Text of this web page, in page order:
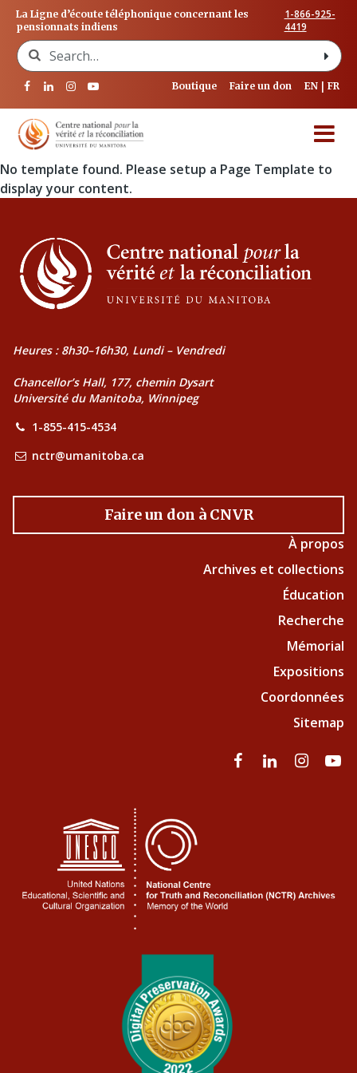
La Ligne d’écoute téléphonique concernant les
pensionnats indiens
1-866-925-
4419
Search for:
Boutique Faire un don EN FR
No template found. Please setup a Page Template to
display your content.
Heures : 8h30–16h30, Lundi – Vendredi
Chancellor’s Hall, 177, chemin Dysart
Université du Manitoba, Winnipeg
1-855-415-4534
nctr@umanitoba.ca
Faire un don à CNVR
À propos
Archives et collections
Éducation
Recherche
Mémorial
Expositions
Coordonnées
Sitemap